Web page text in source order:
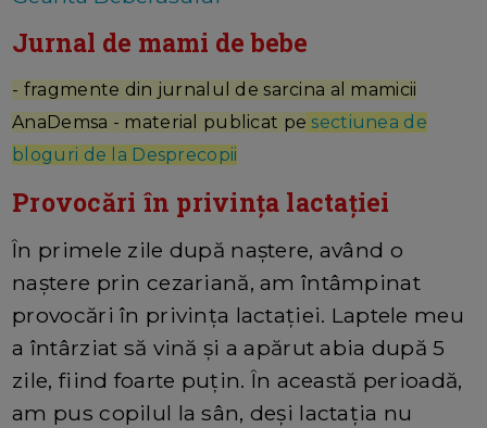
Jurnal de mami de bebe
- fragmente din jurnalul de sarcina al mamicii
AnaDemsa - material publicat pe sectiunea de
bloguri de la Desprecopii
Provocări în privința lactației
În primele zile după naștere, având o
naștere prin cezariană, am întâmpinat
provocări în privința lactației. Laptele meu
a întârziat să vină și a apărut abia după 5
zile, fiind foarte puțin. În această perioadă,
am pus copilul la sân, deși lactația nu